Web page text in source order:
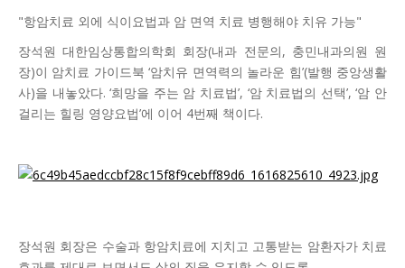
"항암치료 외에 식이요법과 암 면역 치료 병행해야 치유 가능"
장석원 대한임상통합의학회 회장(내과 전문의, 충민내과의원 원
장)이 암치료 가이드북 ‘암치유 면역력의 놀라운 힘’(발행 중앙생활
사)을 내놓았다. ‘희망을 주는 암 치료법’, ‘암 치료법의 선택’, ‘암 안
걸리는 힐링 영양요법’에 이어 4번째 책이다.
장석원 회장은 수술과 항암치료에 지치고 고통받는 암환자가 치료